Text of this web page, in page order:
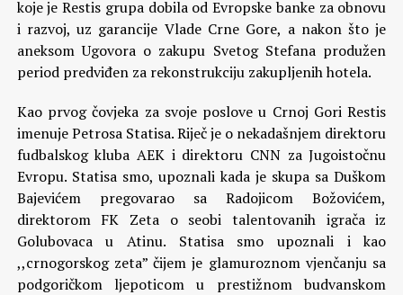
koje je Restis grupa dobila od Evropske banke za obnovu
i razvoj, uz garancije Vlade Crne Gore, a nakon što je
aneksom Ugovora o zakupu Svetog Stefana produžen
period predviđen za rekonstrukciju zakupljenih hotela.
Kao prvog čovjeka za svoje poslove u Crnoj Gori Restis
imenuje Petrosa Statisa. Riječ je o nekadašnjem direktoru
fudbalskog kluba AEK i direktoru CNN za Jugoistočnu
Evropu. Statisa smo, upoznali kada je skupa sa Duškom
Bajevićem pregovarao sa Radojicom Božovićem,
direktorom FK Zeta o seobi talentovanih igrača iz
Golubovaca u Atinu. Statisa smo upoznali i kao
,,crnogorskog zeta” čijem je glamuroznom vjenčanju sa
podgoričkom ljepoticom u prestižnom budvanskom